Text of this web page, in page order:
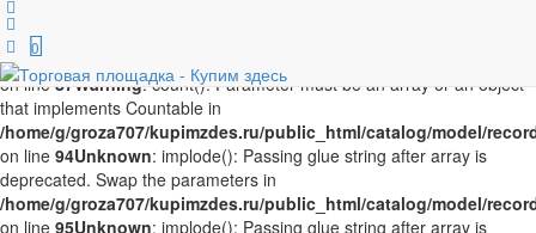
Unknown
Swap the parameters in
/home/g/groza707/kupimzdes.ru/public_html/catalog/model/
on line87Warning: count(): Parameter must be an array or an object
that implements Countable in
/home/g/groza707/kupimzdes.ru/public_html/catalog/model/
on line 94Unknown: implode(): Passing glue string after array is
deprecated. Swap the parameters in
/home/g/groza707/kupimzdes.ru/public_html/catalog/model/
on line 95Unknown: implode(): Passing glue string after array is
0